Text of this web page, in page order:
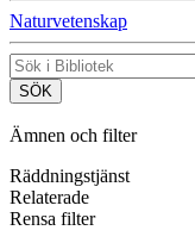
Naturvetenskap
Ämnen och filter
Räddningstjänst
Relaterade
Rensa filter